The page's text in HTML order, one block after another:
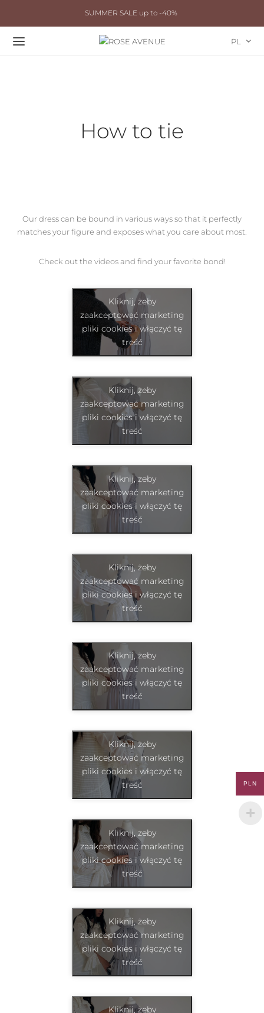
SUMMER SALE up to -40%
PL
How to tie
Our dress can be bound in various ways so that it perfectly
matches your figure and exposes what you care about most.
Check out the videos and find your favorite bond!
Kliknij, żeby
zaakceptować marketing
pliki cookies i włączyć tę
treść
Kliknij, żeby
zaakceptować marketing
pliki cookies i włączyć tę
treść
Kliknij, żeby
zaakceptować marketing
pliki cookies i włączyć tę
treść
Kliknij, żeby
zaakceptować marketing
pliki cookies i włączyć tę
treść
Kliknij, żeby
zaakceptować marketing
pliki cookies i włączyć tę
treść
Kliknij, żeby
zaakceptować marketing
pliki cookies i włączyć tę
treść
Kliknij, żeby
zaakceptować marketing
pliki cookies i włączyć tę
treść
Kliknij, żeby
zaakceptować marketing
pliki cookies i włączyć tę
treść
Kliknij, żeby
PLN